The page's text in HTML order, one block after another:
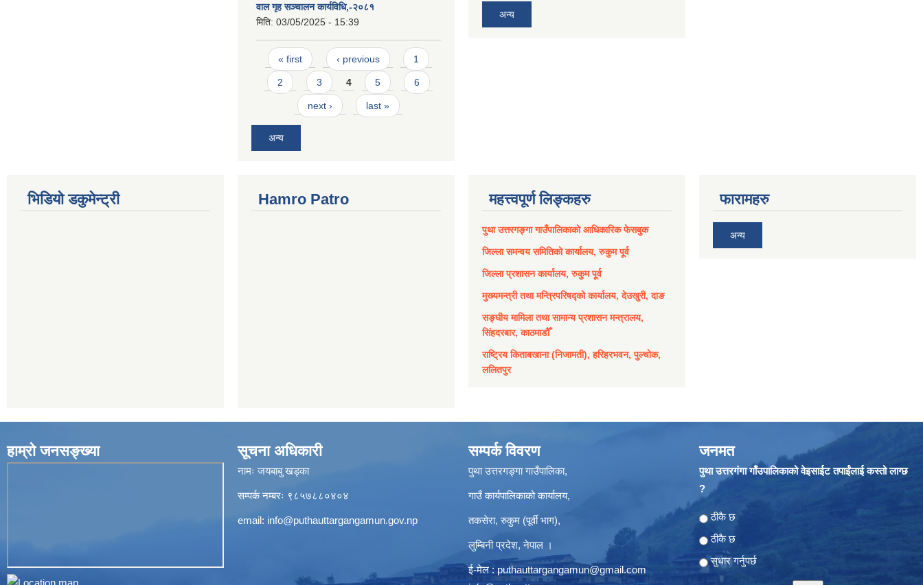
वाल गृह सञ्चालन कार्यविधि,-२०८१
मिति: 03/05/2025 - 15:39
Pages
« first ‹ previous 1
2 3 4 5 6
next › last »
अन्य
अन्य
भिडियो डकुमेन्ट्री Hamro Patro महत्त्वपूर्ण लिङ्कहरु
पुथा उत्तरगङ्गा गाउँपालिकाको आधिकारिक फेसबुक
जिल्ला समन्वय समितिको कार्यालय, रुकुम पूर्व
जिल्ला प्रशासन कार्यालय, रुकुम पूर्व
मुख्यमन्त्री तथा मन्त्रिपरिषद्को कार्यालय, देउखुरी, दाङ
सङ्घीय मामिला तथा सामान्य प्रशासन मन्त्रालय,
सिंहदरबार, काठमाडौँ
राष्ट्रिय किताबखाना (निजामती), हरिहरभवन, पुल्चोक,
ललितपुर
फारामहरु
अन्य
हाम्रो जनसङ्ख्या सूचना अधिकारी
नामः जयबाबु खड्का
सम्पर्क नम्बरः ९८५७८८०४०४
email: info@puthauttargangamun.gov.np
सम्पर्क विवरण
पुथा उत्तरगङ्गा गाउँपालिका,
गाउँ कार्यपालिकाको कार्यालय,
तकसेरा, रुकुम (पूर्वी भाग),
लुम्बिनी प्रदेश, नेपाल ।
ई-मेल : puthauttargangamun@gmail.com
जनमत
पुथा उत्तरगंगा गाँउपालिकाको वेइसाईट तपाईंलाई कस्तो लाग्छ
?
Choices
ठीकै छ
ठीकै छ
सुधार गर्नुपर्छ